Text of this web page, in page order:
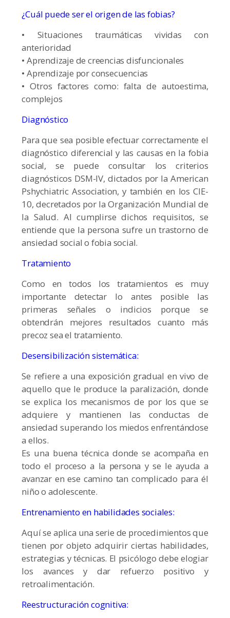
¿Cuál puede ser el origen de las fobias?
• Situaciones traumáticas vividas con
anterioridad
• Aprendizaje de creencias disfuncionales
• Aprendizaje por consecuencias
• Otros factores como: falta de autoestima,
complejos
Diagnóstico
Para que sea posible efectuar correctamente el
diagnóstico diferencial y las causas en la fobia
social, se puede consultar los criterios
diagnósticos DSM-IV, dictados por la American
Pshychiatric Association, y también en los CIE-
10, decretados por la Organización Mundial de
la Salud. Al cumplirse dichos requisitos, se
entiende que la persona sufre un trastorno de
ansiedad social o fobia social.
Tratamiento
Como en todos los tratamientos es muy
importante detectar lo antes posible las
primeras señales o indicios porque se
obtendrán mejores resultados cuanto más
precoz sea el tratamiento.
Desensibilización sistemática:
Se refiere a una exposición gradual en vivo de
aquello que le produce la paralización, donde
se explica los mecanismos de por los que se
adquiere y mantienen las conductas de
ansiedad superando los miedos enfrentándose
a ellos.
Es una buena técnica donde se acompaña en
todo el proceso a la persona y se le ayuda a
avanzar en ese camino tan complicado para él
niño o adolescente.
Entrenamiento en habilidades sociales:
Aquí se aplica una serie de procedimientos que
tienen por objeto adquirir ciertas habilidades,
estrategias y técnicas. El psicólogo debe elogiar
los avances y dar refuerzo positivo y
retroalimentación.
Reestructuración cognitiva: